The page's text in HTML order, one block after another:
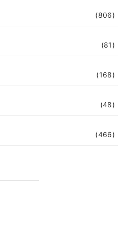
(806)
(81)
(168)
(48)
(466)